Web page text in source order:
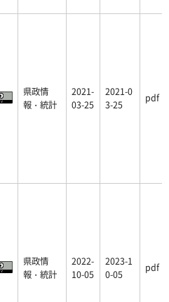
県政情
報・統計
2021-
03-25
2021-0
3-25
pdf
県政情
報・統計
2022-
10-05
2023-1
0-05
pdf